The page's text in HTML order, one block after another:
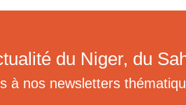
du Niger, du
à nos newsletters